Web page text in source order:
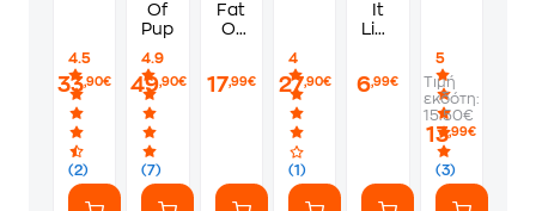
4.5
(2)
33,90€
Of
Puppets
4.9
(7)
49,90€
Fat
Of
-
Expanded
17,99€
4
(1)
27,90€
It
Like
6,99€
5
(3)
Τιμή
εκδότη:
15.50€
13,99€